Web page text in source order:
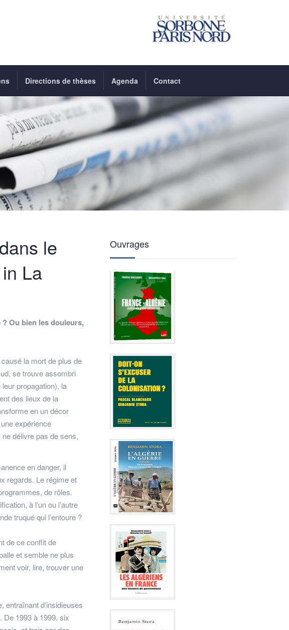
Directions de thèses Agenda Contact
le
La
? Ou bien les douleurs,
la mort de plus de
se trouve assombri
propagation), la
des lieux de la
en un décor
expérience
délivre pas de sens,
en danger, il
regards. Le régime et
de rôles.
à l’un ou l’autre
truqué qui l’entoure ?
de ce conflit de
et semble ne plus
voir, lire, trouver une
entraînant d’insidieuses
De 1993 à 1999, six
Ouvrages